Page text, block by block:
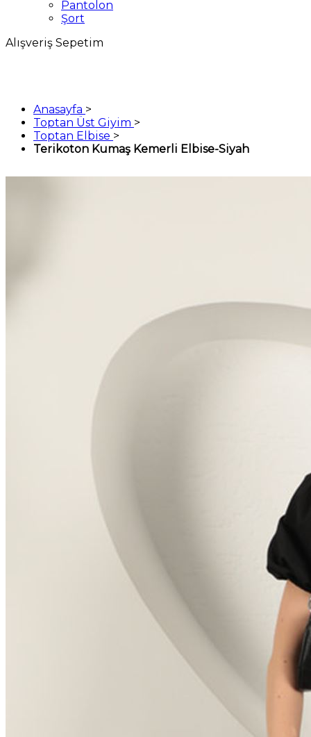
Pantolon
Şort
Alışveriş Sepetim
Anasayfa >
Toptan Üst Giyim >
Toptan Elbise >
Terikoton Kumaş Kemerli Elbise-Siyah